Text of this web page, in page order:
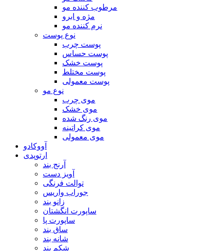
مرطوب کننده مو
مژه و ابرو
نرم کننده مو
نوع پوست
پوست چرب
پوست حساس
پوست خشک
پوست مختلط
پوست معمولی
نوع مو
موی چرب
موی خشک
موی رنگ شده
موی کراتینه
موی معمولی
آووکادو
ارتوپدی
آرنج بند
آویز دست
توالت فرنگی
جوراب واریس
زانو بند
ساپورت انگشتان
ساپورت پا
ساق بند
شانه بند
شکم بند